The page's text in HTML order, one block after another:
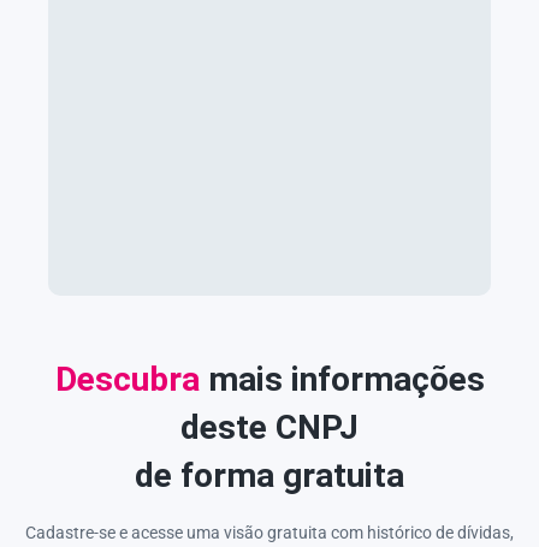
Descubra mais informações
deste CNPJ
de forma gratuita
Cadastre-se e acesse uma visão gratuita com histórico de dívidas,